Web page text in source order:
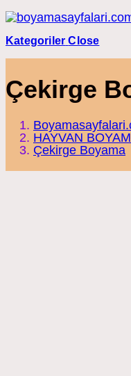
Skip
to
content
Kategoriler Close
Çekirge
HAYVAN
Çekirge Boyama